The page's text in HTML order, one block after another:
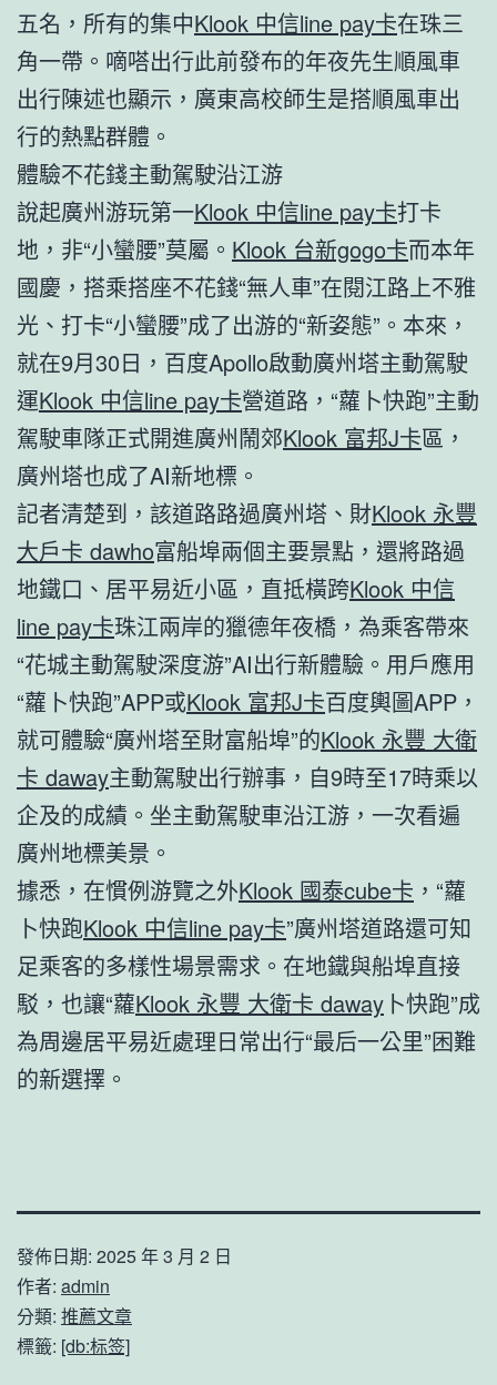
五名，所有的集中Klook 中信line pay卡在珠三
角一帶。嘀嗒出行此前發布的年夜先生順風車
出行陳述也顯示，廣東高校師生是搭順風車出
行的熱點群體。
體驗不花錢主動駕駛沿江游
說起廣州游玩第一Klook 中信line pay卡打卡
地，非“小蠻腰”莫屬。 Klook 台新gogo卡而本年
國慶，搭乘搭座不花錢“無人車”在閱江路上不雅
光、打卡“小蠻腰”成了出游的“新姿態”。本來，
就在9月30日，百度Apollo啟動廣州塔主動駕駛
運Klook 中信line pay卡營道路，“蘿卜快跑”主動
駕駛車隊正式開進廣州鬧郊Klook 富邦J卡區，
廣州塔也成了AI新地標。
記者清楚到，該道路路過廣州塔、財Klook 永豐
大戶卡 dawho富船埠兩個主要景點，還將路過
地鐵口、居平易近小區，直抵橫跨Klook 中信
line pay卡珠江兩岸的獵德年夜橋，為乘客帶來
“花城主動駕駛深度游”AI出行新體驗。用戶應用
“蘿卜快跑”APP或Klook 富邦J卡百度輿圖APP，
就可體驗“廣州塔至財富船埠”的Klook 永豐 大衛
卡 daway主動駕駛出行辦事，自9時至17時乘以
企及的成績。坐主動駕駛車沿江游，一次看遍
廣州地標美景。
據悉，在慣例游覽之外Klook 國泰cube卡 ，“蘿
卜快跑Klook 中信line pay卡”廣州塔道路還可知
足乘客的多樣性場景需求。在地鐵與船埠直接
駁，也讓“蘿Klook 永豐 大衛卡 daway 卜快跑”成
為周邊居平易近處理日常出行“最后一公里”困難
的新選擇。
發佈日期: 2025 年 3 月 2 日
作者: admin
分類: 推薦文章
標籤: [db:标签]